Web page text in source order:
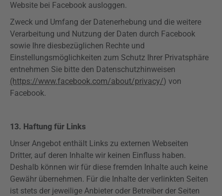
Website bei Facebook ausloggen.
Zweck und Umfang der Datenerhebung und die weitere
Verarbeitung und Nutzung der Daten durch Facebook
sowie Ihre diesbezüglichen Rechte und
Einstellungsmöglichkeiten zum Schutz Ihrer Privatsphäre
entnehmen Sie bitte den Datenschutzhinweisen
(https://www.facebook.com/about/privacy/) von
Facebook.
13. Haftung für Links
Unser Angebot enthält Links zu externen Webseiten
Dritter, auf deren Inhalte wir keinen Einfluss haben.
Deshalb können wir für diese fremden Inhalte auch keine
Gewähr übernehmen. Für die Inhalte der verlinkten Seiten
ist stets der jeweilige Anbieter oder Betreiber der Seiten